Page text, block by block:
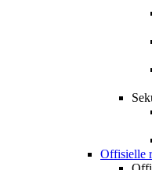
Offisielle